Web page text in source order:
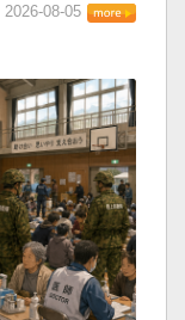
2026-08-05